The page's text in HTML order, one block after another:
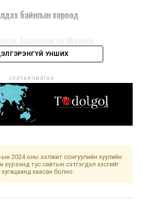
байнгын хороод
УНШИХ
СУРТАЛЧИЛГАА
2024 оны ээлжит сонгуулийн хуулийн
хүрээнд тус сайтын сэтгэгдэл хэсгийг
хаасан болно.